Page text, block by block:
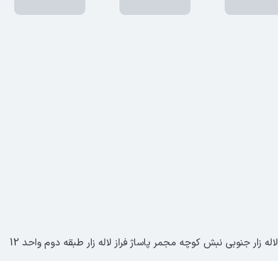
لاله زار جنوبی نبش کوچه مجمر پاساژ فراز لاله زار طبقه دوم واحد 12